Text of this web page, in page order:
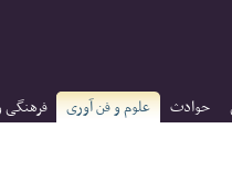
حوادث علوم و فن آوری فرهنگی